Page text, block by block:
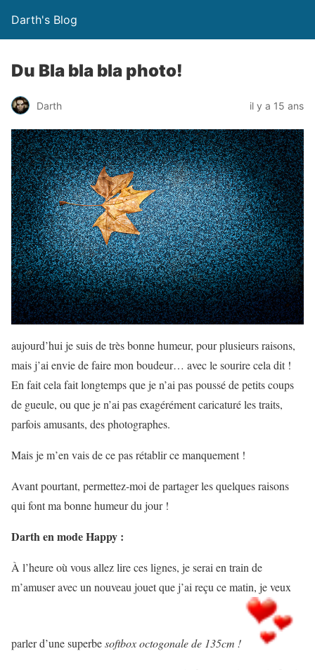
Darth's Blog
Du Bla bla bla photo!
Darth il y a 15 ans
aujourd’hui je suis de très bonne humeur, pour plusieurs raisons,
mais j’ai envie de faire mon boudeur… avec le sourire cela dit !
En fait cela fait longtemps que je n’ai pas poussé de petits coups
de gueule, ou que je n’ai pas exagérément caricaturé les traits,
parfois amusants, des photographes.
Mais je m’en vais de ce pas rétablir ce manquement !
Avant pourtant, permettez-moi de partager les quelques raisons
qui font ma bonne humeur du jour !
Darth en mode Happy :
À l’heure où vous allez lire ces lignes, je serai en train de
m’amuser avec un nouveau jouet que j’ai reçu ce matin, je veux
parler d’une superbesoftbox octogonale de 135cm !